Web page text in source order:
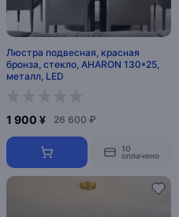
Люстра подвесная, красная
бронза, стекло, AHARON 130*25,
металл, LED
1 900 ¥ 26 600 ₽
10
оплачено